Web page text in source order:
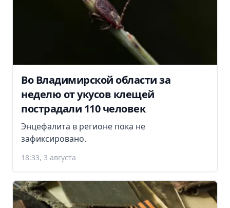
Во Владимирской области за
неделю от укусов клещей
пострадали 110 человек
Энцефалита в регионе пока не
зафиксировано.
18:33, 3 августа